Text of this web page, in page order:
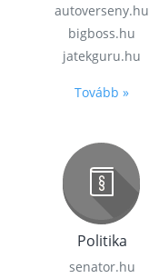
autoverseny.hu
bigboss.hu
jatekguru.hu
Tovább »
Politika
senator.hu